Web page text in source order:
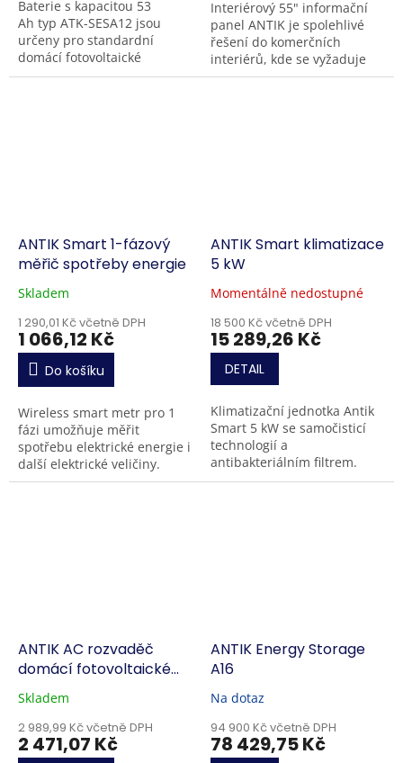
Baterie s kapacitou 53
Ah typ ATK-SESA12 jsou
určeny pro standardní
domácí fotovoltaické
systémy s výkonem kolem 10
Interiérový 55" informační
panel ANTIK je spolehlivé
řešení do komerčních
interiérů, kde se vyžaduje
nepřetržitý provoz a jasný,
ANTIK Smart 1-fázový
měřič spotřeby energie
Skladem
1 290,01 Kč včetně DPH
1 066,12 Kč
Do košíku
Wireless smart metr pro 1
fázi umožňuje měřit
spotřebu elektrické energie i
další elektrické veličiny.
Kromě toho je však schopno
ANTIK Smart klimatizace
5 kW
Momentálně nedostupné
18 500 Kč včetně DPH
15 289,26 Kč
DETAIL
Klimatizační jednotka Antik
Smart 5 kW se samočisticí
technologií a
antibakteriálním filtrem.
Použité chladivo je R32,
ANTIK AC rozvaděč
domácí fotovoltaické
elektrárny
Skladem
2 989,99 Kč včetně DPH
2 471,07 Kč
ANTIK Energy Storage
A16
Na dotaz
94 900 Kč včetně DPH
78 429,75 Kč